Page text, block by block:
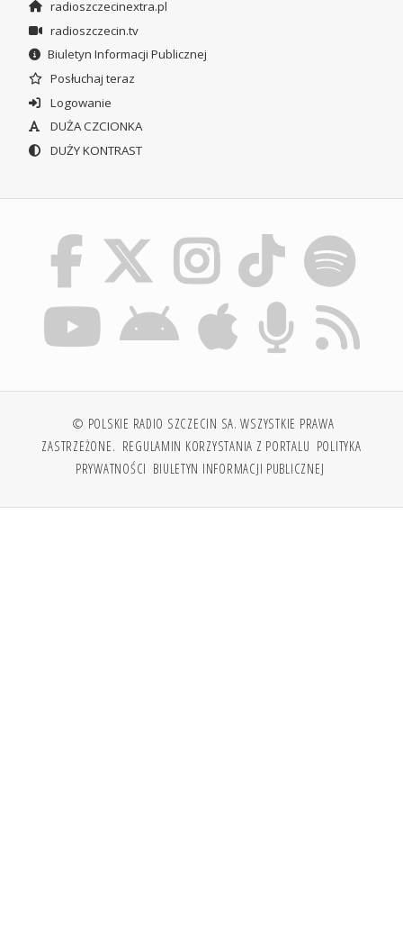
radioszczecinextra.pl
radioszczecin.tv
Biuletyn Informacji Publicznej
Posłuchaj teraz
Logowanie
DUŻA CZCIONKA
DUŻY KONTRAST
© POLSKIE RADIO SZCZECIN SA. WSZYSTKIE PRAWA
ZASTRZEŻONE. REGULAMIN KORZYSTANIA Z PORTALU POLITYKA
PRYWATNOŚCI BIULETYN INFORMACJI PUBLICZNEJ